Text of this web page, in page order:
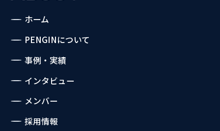
ホーム
PENGINについて
事例・実績
インタビュー
メンバー
採用情報